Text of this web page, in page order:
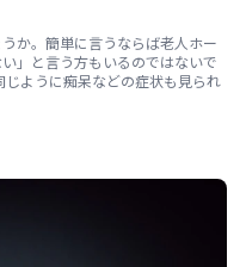
か。簡単に言うならば老人ホー
」と言う方もいるのではないで
ように痴呆などの症状も見られ